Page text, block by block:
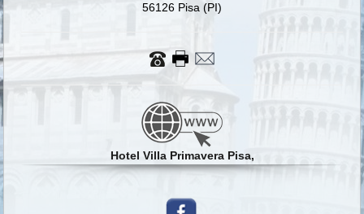
56126 Pisa (PI)
Hotel Villa Primavera Pisa,